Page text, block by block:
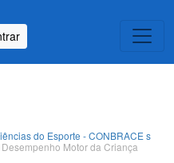
do Esporte - CONBRACE s
Motor da Criança